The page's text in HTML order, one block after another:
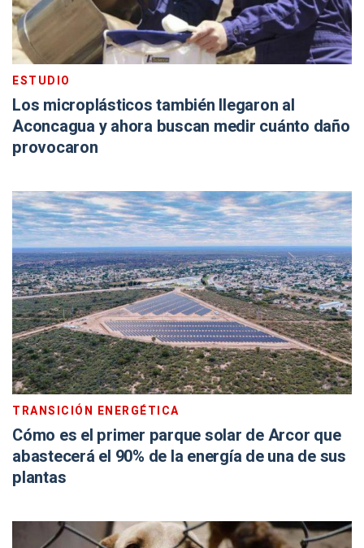
ESTUDIO
Los microplásticos también llegaron al
Aconcagua y ahora buscan medir cuánto daño
provocaron
TRANSICIÓN ENERGÉTICA
Cómo es el primer parque solar de Arcor que
abastecerá el 90% de la energía de una de sus
plantas